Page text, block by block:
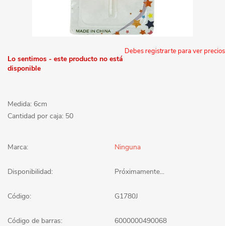
Debes registrarte para ver precios
Lo sentimos - este producto no está
disponible
Medida: 6cm
Cantidad por caja: 50
Marca: Ninguna
Disponibilidad: Próximamente...
Código: G1780J
Código de barras: 6000000490068